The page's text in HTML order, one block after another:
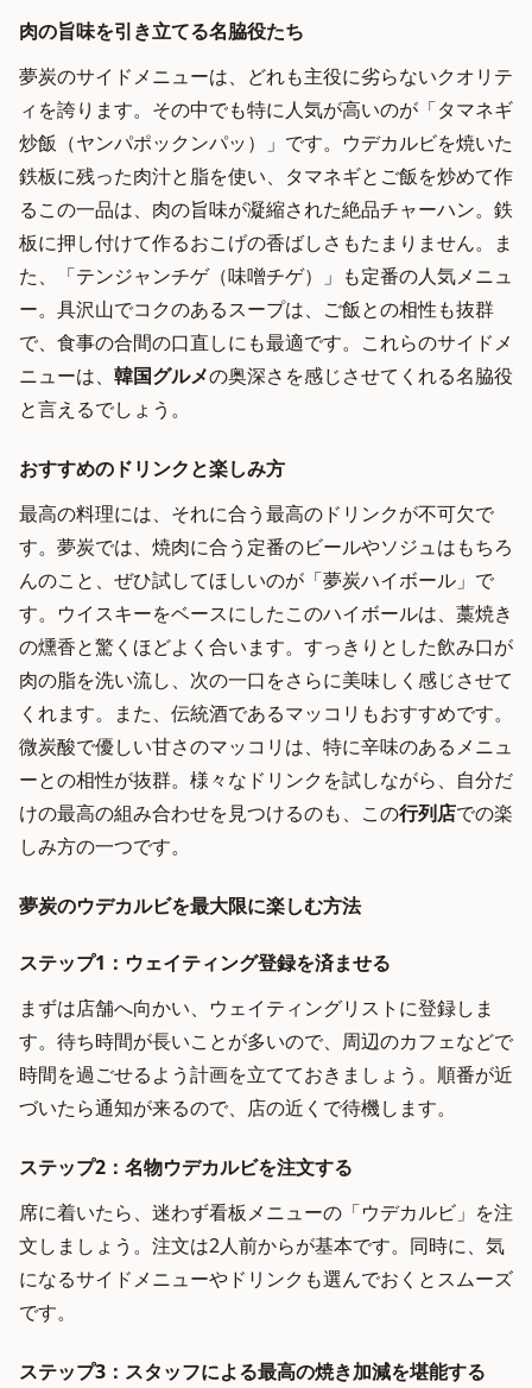
肉の旨味を引き立てる名脇役たち
夢炭のサイドメニューは、どれも主役に劣らないクオリテ
ィを誇ります。その中でも特に人気が高いのが「タマネギ
炒飯（ヤンパポックンパッ）」です。ウデカルビを焼いた
鉄板に残った肉汁と脂を使い、タマネギとご飯を炒めて作
るこの一品は、肉の旨味が凝縮された絶品チャーハン。鉄
板に押し付けて作るおこげの香ばしさもたまりません。ま
た、「テンジャンチゲ（味噌チゲ）」も定番の人気メニュ
ー。具沢山でコクのあるスープは、ご飯との相性も抜群
で、食事の合間の口直しにも最適です。これらのサイドメ
ニューは、 韓国グルメの奥深さを感じさせてくれる名脇役
と言えるでしょう。
おすすめのドリンクと楽しみ方
最高の料理には、それに合う最高のドリンクが不可欠で
す。夢炭では、焼肉に合う定番のビールやソジュはもちろ
んのこと、ぜひ試してほしいのが「夢炭ハイボール」で
す。ウイスキーをベースにしたこのハイボールは、藁焼き
の燻香と驚くほどよく合います。すっきりとした飲み口が
肉の脂を洗い流し、次の一口をさらに美味しく感じさせて
くれます。また、伝統酒であるマッコリもおすすめです。
微炭酸で優しい甘さのマッコリは、特に辛味のあるメニュ
ーとの相性が抜群。様々なドリンクを試しながら、自分だ
けの最高の組み合わせを見つけるのも、この行列店での楽
しみ方の一つです。
夢炭のウデカルビを最大限に楽しむ方法
ステップ1：ウェイティング登録を済ませる
まずは店舗へ向かい、ウェイティングリストに登録しま
す。待ち時間が長いことが多いので、周辺のカフェなどで
時間を過ごせるよう計画を立てておきましょう。順番が近
づいたら通知が来るので、店の近くで待機します。
ステップ2：名物ウデカルビを注文する
席に着いたら、迷わず看板メニューの「ウデカルビ」を注
文しましょう。注文は2人前からが基本です。同時に、気
になるサイドメニューやドリンクも選んでおくとスムーズ
です。
ステップ3：スタッフによる最高の焼き加減を堪能する